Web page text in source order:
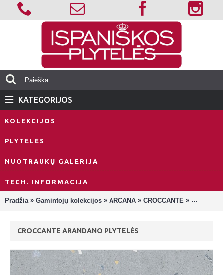
KATEGORIJOS
KOLEKCIJOS
PLYTELĖS
NUOTRAUKŲ GALERIJA
TECH. INFORMACIJA
Pradžia » Gamintojų kolekcijos » ARCANA » CROCCANTE »
CROCCANTE ARANDANO PLYTELĖS